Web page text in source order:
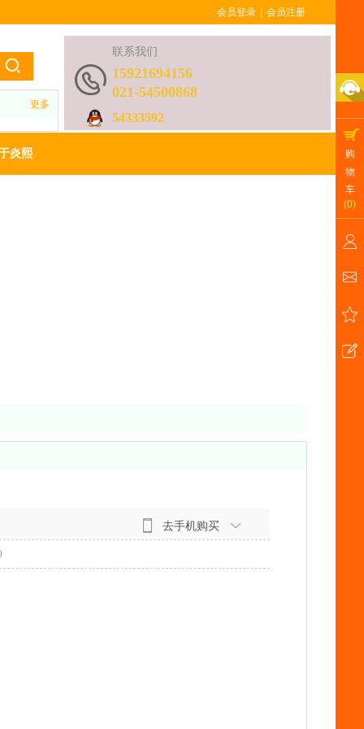
联系我们
54333592
15921694156
021-54500868
更多
炎熙
会员登录 会员注册
去手机购买
购
物
车
(0)